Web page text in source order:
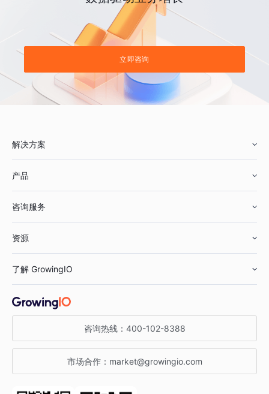
立即咨询
解决方案
鞋服行业
汽车行业
金融行业
产品
智能运营
获客分析
咨询服务
资源
增长公开课
增长博客
了解 GrowingIO
关于 GrowingIO
增长大会
咨询热线： 400-102-8388
市场合作： market@growingio.com